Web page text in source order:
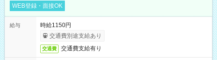
WEB登録・面接OK
給与
時給1150円
交通費別途支給あり
交通費 交通費支給有り